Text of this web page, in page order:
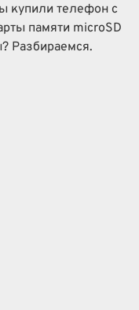
купили телефон с
памяти microSD
Разбираемся.